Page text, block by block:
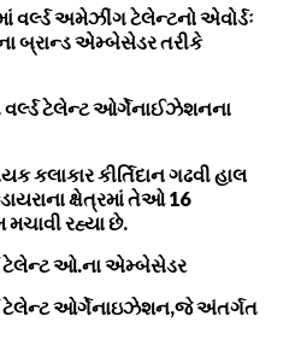
વર્લ્ડ અમેઝીંગ ટેલેન્ટનો એવોર્ડઃ
બ્રાન્ડ એમ્બેસેડર તરીકે
વર્લ્ડ ટેલેન્ટ ઓર્ગેનાઈઝેશનના
કલાકાર કીર્તિદાન ગઢવી હાલ
ક્ષેત્રમાં તેઓ 16
રહ્યા છે.
ટેલેન્ટ ઓ.ના એમ્બેસેડર
ટેલેન્ટ ઓર્ગેનાઇઝેશન,જે અંતર્ગત